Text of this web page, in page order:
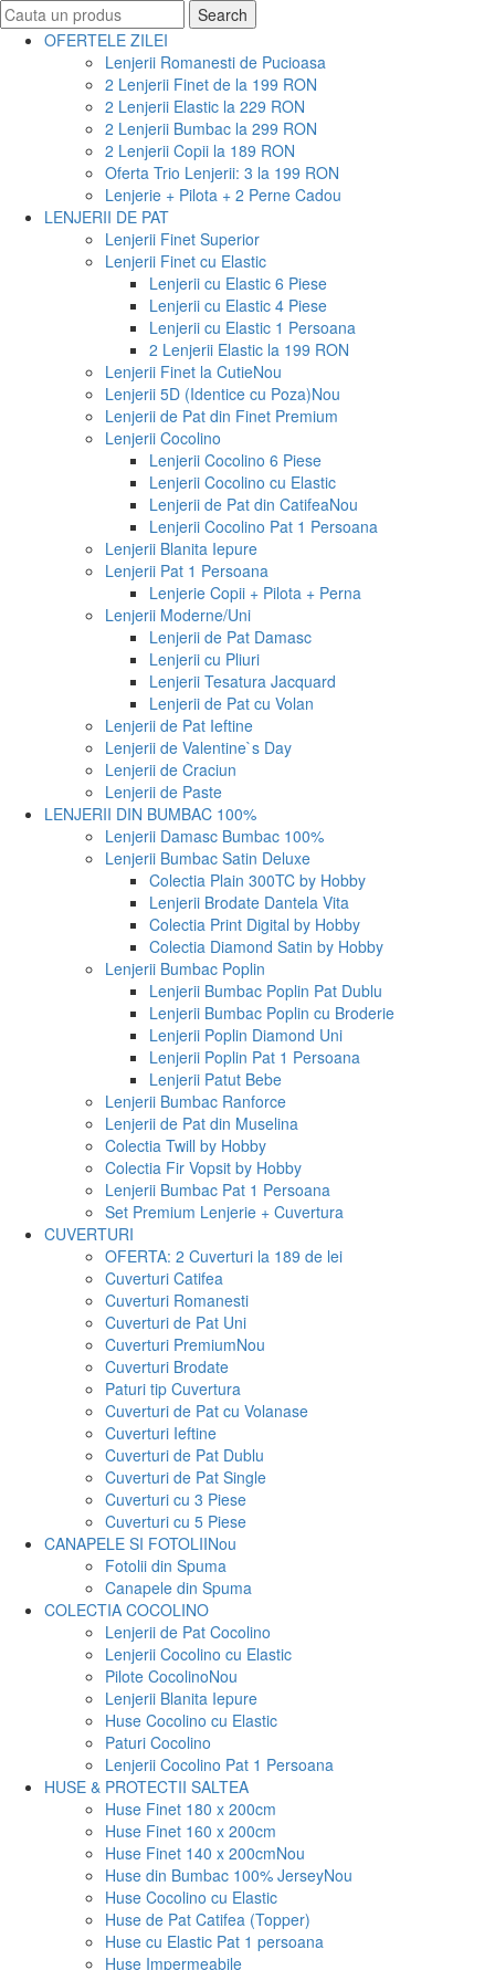
Search
for:
Search
OFERTELE ZILEI
Lenjerii Romanesti de Pucioasa
2 Lenjerii Finet de la 199 RON
2 Lenjerii Elastic la 229 RON
2 Lenjerii Bumbac la 299 RON
2 Lenjerii Copii la 189 RON
Oferta Trio Lenjerii: 3 la 199 RON
Lenjerie + Pilota + 2 Perne Cadou
LENJERII DE PAT
Lenjerii Finet Superior
Lenjerii Finet cu Elastic
Lenjerii cu Elastic 6 Piese
Lenjerii cu Elastic 4 Piese
Lenjerii cu Elastic 1 Persoana
2 Lenjerii Elastic la 199 RON
Lenjerii Finet la CutieNou
Lenjerii 5D (Identice cu Poza)Nou
Lenjerii de Pat din Finet Premium
Lenjerii Cocolino
Lenjerii Cocolino 6 Piese
Lenjerii Cocolino cu Elastic
Lenjerii de Pat din CatifeaNou
Lenjerii Cocolino Pat 1 Persoana
Lenjerii Blanita Iepure
Lenjerii Pat 1 Persoana
Lenjerie Copii + Pilota + Perna
Lenjerii Moderne/Uni
Lenjerii de Pat Damasc
Lenjerii cu Pliuri
Lenjerii Tesatura Jacquard
Lenjerii de Pat cu Volan
Lenjerii de Pat Ieftine
Lenjerii de Valentine`s Day
Lenjerii de Craciun
Lenjerii de Paste
LENJERII DIN BUMBAC 100%
Lenjerii Damasc Bumbac 100%
Lenjerii Bumbac Satin Deluxe
Colectia Plain 300TC by Hobby
Lenjerii Brodate Dantela Vita
Colectia Print Digital by Hobby
Colectia Diamond Satin by Hobby
Lenjerii Bumbac Poplin
Lenjerii Bumbac Poplin Pat Dublu
Lenjerii Bumbac Poplin cu Broderie
Lenjerii Poplin Diamond Uni
Lenjerii Poplin Pat 1 Persoana
Lenjerii Patut Bebe
Lenjerii Bumbac Ranforce
Lenjerii de Pat din Muselina
Colectia Twill by Hobby
Colectia Fir Vopsit by Hobby
Lenjerii Bumbac Pat 1 Persoana
Set Premium Lenjerie + Cuvertura
CUVERTURI
OFERTA: 2 Cuverturi la 189 de lei
Cuverturi Catifea
Cuverturi Romanesti
Cuverturi de Pat Uni
Cuverturi PremiumNou
Cuverturi Brodate
Paturi tip Cuvertura
Cuverturi de Pat cu Volanase
Cuverturi Ieftine
Cuverturi de Pat Dublu
Cuverturi de Pat Single
Cuverturi cu 3 Piese
Cuverturi cu 5 Piese
CANAPELE SI FOTOLIINou
Fotolii din Spuma
Canapele din Spuma
COLECTIA COCOLINO
Lenjerii de Pat Cocolino
Lenjerii Cocolino cu Elastic
Pilote CocolinoNou
Lenjerii Blanita Iepure
Huse Cocolino cu Elastic
Paturi Cocolino
Lenjerii Cocolino Pat 1 Persoana
HUSE & PROTECTII SALTEA
Huse Finet 180 x 200cm
Huse Finet 160 x 200cm
Huse Finet 140 x 200cmNou
Huse din Bumbac 100% JerseyNou
Huse Cocolino cu Elastic
Huse de Pat Catifea (Topper)
Huse cu Elastic Pat 1 persoana
Huse Impermeabile